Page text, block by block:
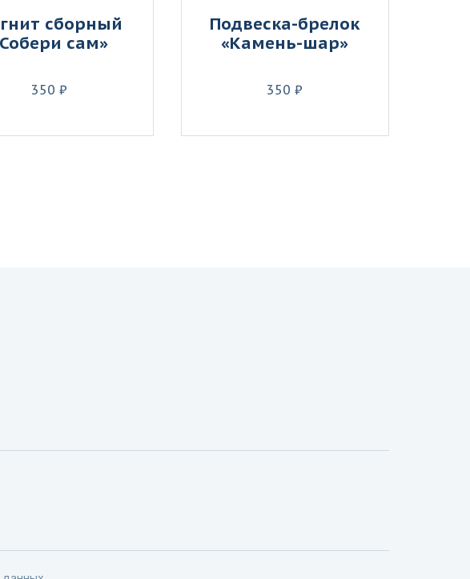
сборный
сам»
350 ₽
Подвеска-брелок
«Камень-шар»
350 ₽